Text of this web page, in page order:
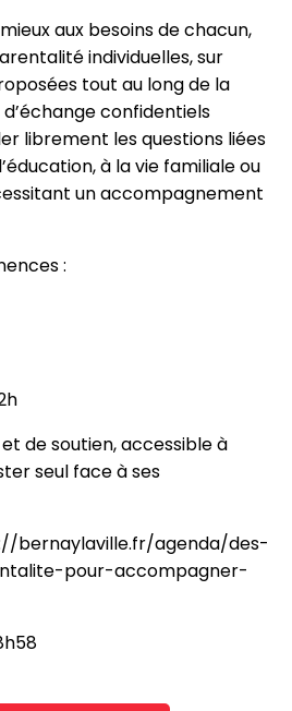
- Verneuil
aux besoins de chacun,
individuelles, sur
tout au long de la
confidentiels
librement les questions liées
à la vie familiale ou
un accompagnement
:
de soutien, accessible à
seul face à ses
bernaylaville.fr/agenda/des-
pour-accompagner-